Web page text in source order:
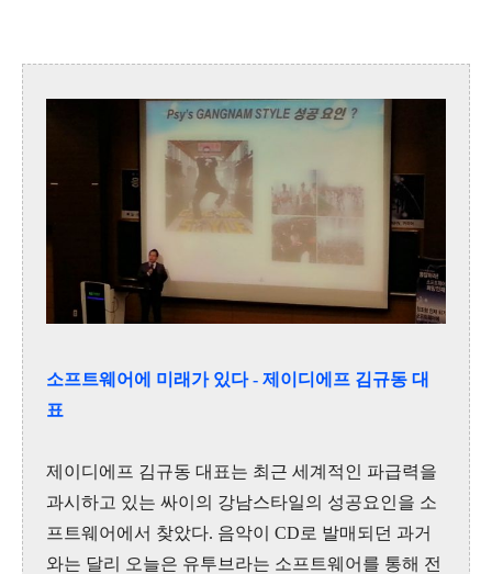
소프트웨어에 미래가 있다- 제이디에프 김규동 대
표
제이디에프 김규동 대표는 최근 세계적인 파급력을
과시하고 있는 싸이의 강남스타일의 성공요인을 소
프트웨어에서 찾았다. 음악이 CD로 발매되던 과거
와는 달리 오늘은 유투브라는 소프트웨어를 통해 전